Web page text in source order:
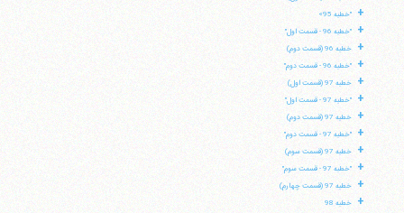
+ "خطبه 95»
+ "خطبه 96 - قسمت اول"
+ خطبه 96 (قسمت دوم)
+ "خطبه 96 - قسمت دوم"
+ خطبه 97 (قسمت اول)
+ "خطبه 97 - قسمت اول"
+ خطبه 97 (قسمت دوم)
+ "خطبه 97 - قسمت دوم"
+ خطبه 97 (قسمت سوم)
+ "خطبه 97 - قسمت سوم"
+ خطبه 97 (قسمت چهارم)
+ خطبه 98